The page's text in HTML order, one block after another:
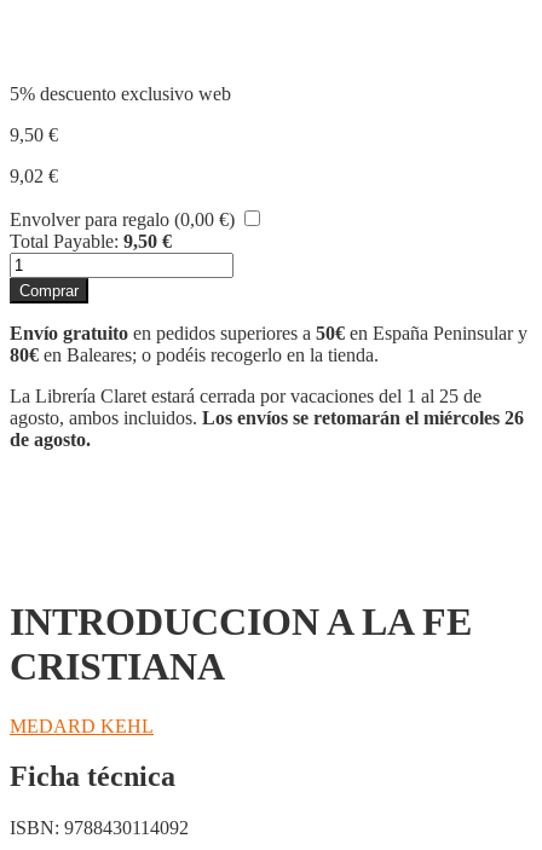
5% descuento exclusivo web
9,50 €
9,02 €
Envolver para regalo (0,00 €)
Total Payable: 9,50 €
INTRODUCCION
A
LA
FE
CRISTIANA
Comprar
Envío gratuito en pedidos superiores a 50€ en España Peninsular y
80€ en Baleares; o podéis recogerlo en la tienda.
La Librería Claret estará cerrada por vacaciones del 1 al 25 de
agosto, ambos incluidos. Los envíos se retomarán el miércoles 26
de agosto.
INTRODUCCION A LA FE
CRISTIANA
MEDARD KEHL
Ficha técnica
ISBN: 9788430114092